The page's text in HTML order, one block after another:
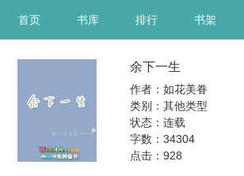
首页 书库 排行 书架
余下一生
作者：如花美眷
类别：其他类型
状态：连载
字数：34304
点击： 928